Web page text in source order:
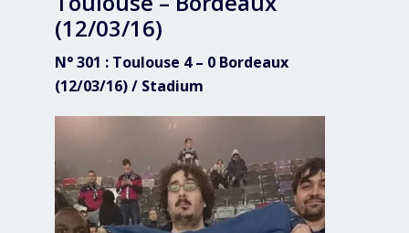
(12/03/16)
N° 301 : Toulouse 4 – 0 Bordeaux
(12/03/16) / Stadium